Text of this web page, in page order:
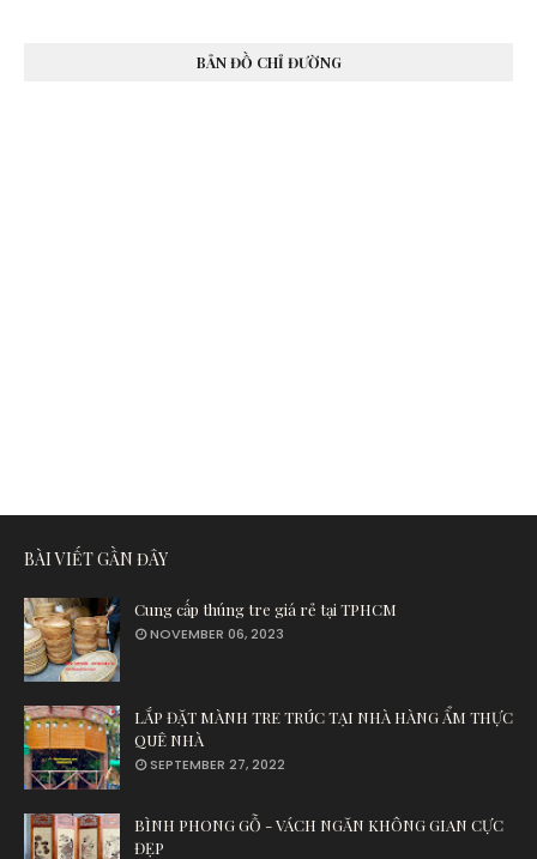
BẢN ĐỒ CHỈ ĐƯỜNG
BÀI VIẾT GẦN ĐÂY
Cung cấp thúng tre giá rẻ tại TPHCM
NOVEMBER 06, 2023
LẮP ĐẶT MÀNH TRE TRÚC TẠI NHÀ HÀNG ẨM THỰC
QUÊ NHÀ
SEPTEMBER 27, 2022
BÌNH PHONG GỖ - VÁCH NGĂN KHÔNG GIAN CỰC
ĐẸP